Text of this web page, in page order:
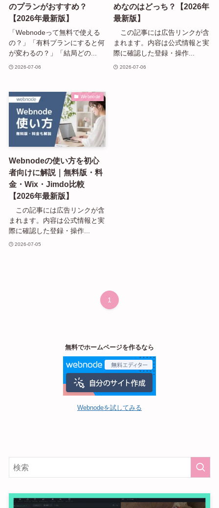
のプランがおすすめ？
【2026年最新版】
「Webnodeって無料で使える
の？」「有料プランにすると何
が変わるの？」「結局どの...
2026-07-06
めなのはどっち？【2026年
最新版】
この記事には広告リンクが含
まれます。内容は公式情報と実
際に確認した登録・操作...
2026-07-06
Webnode
Webnodeの使い方を初心
者向けに解説｜無料版・料
金・Wix・Jimdo比較
【2026年最新版】
この記事には広告リンクが含
まれます。内容は公式情報と実
際に確認した登録・操作...
2026-07-05
1
無料でホームページを作るなら
Webnodeを試してみる